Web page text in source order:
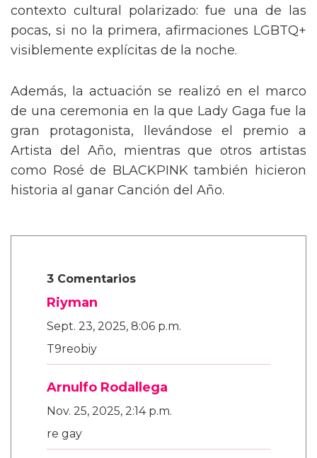
contexto cultural polarizado: fue una de las
pocas, si no la primera, afirmaciones LGBTQ+
visiblemente explícitas de la noche.
Además, la actuación se realizó en el marco
de una ceremonia en la que Lady Gaga fue la
gran protagonista, llevándose el premio a
Artista del Año, mientras que otros artistas
como Rosé de BLACKPINK también hicieron
historia al ganar Canción del Año.
3 Comentarios
Riyman
Sept. 23, 2025, 8:06 p.m.
T9reobiy
Arnulfo Rodallega
Nov. 25, 2025, 2:14 p.m.
re gay